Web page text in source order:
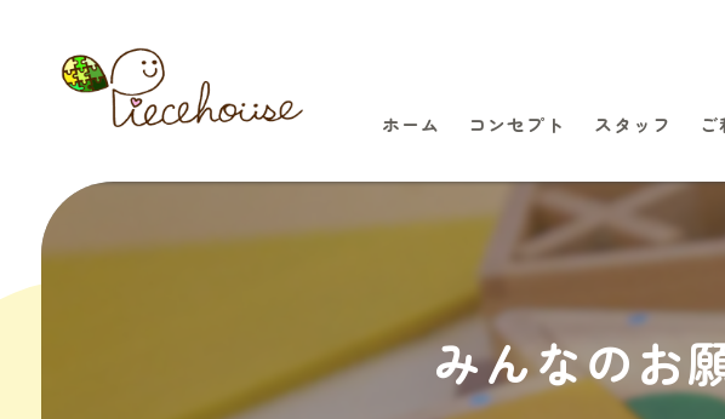
ホーム コンセプト スタッフ ご
みんなのお